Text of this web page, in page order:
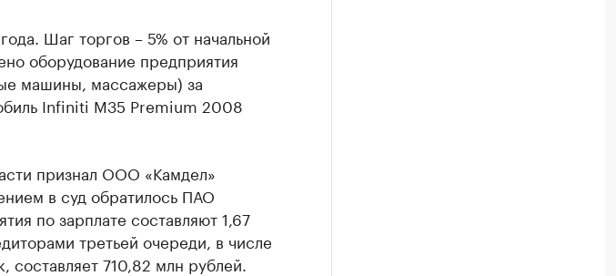
Шаг торгов – 5% от начальной
оборудование предприятия
машины, массажеры) за
Infiniti M35 Premium 2008
признал ООО «Камдел»
в суд обратилось ПАО
по зарплате составляют 1,67
третьей очереди, в числе
составляет 710,82 млн рублей.